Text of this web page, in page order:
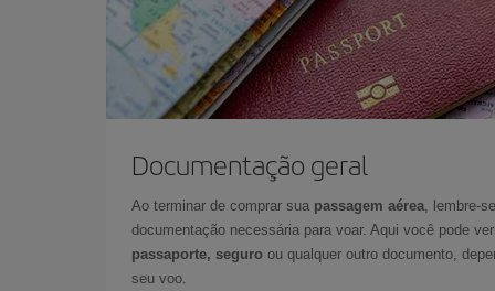
Documentação geral
Ao terminar de comprar sua passagem aérea, lembre-
documentação necessária para voar. Aqui você pode
passaporte, seguro ou qualquer outro documento,
seu voo.